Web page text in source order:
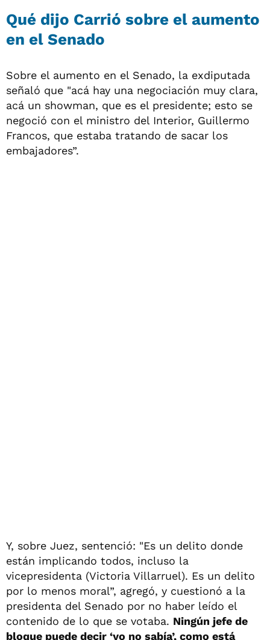
Qué dijo Carrió sobre el aumento
en el Senado
Sobre el aumento en el Senado, la exdiputada
señaló que "acá hay una negociación muy clara,
acá un showman, que es el presidente; esto se
negoció con el ministro del Interior, Guillermo
Francos, que estaba tratando de sacar los
embajadores”.
Y, sobre Juez, sentenció: "Es un delito donde
están implicando todos, incluso la
vicepresidenta (Victoria Villarruel). Es un delito
por lo menos moral”, agregó, y cuestionó a la
presidenta del Senado por no haber leído el
contenido de lo que se votaba. Ningún jefe de
bloque puede decir ‘yo no sabía’, como está